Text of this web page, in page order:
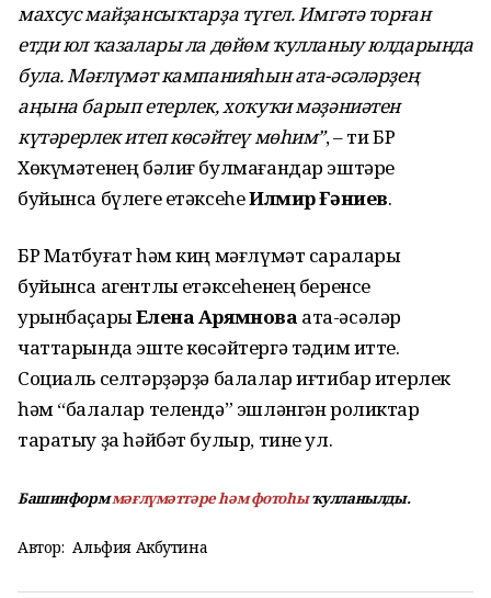
махсус майҙансыҡтарҙа түгел. Имгәтә торған
етди юл ҡазалары ла дөйөм ҡулланыу юлдарында
була. Мәғлүмәт кампанияһын ата-әсәләрҙең
аңына барып етерлек, хоҡуҡи мәҙәниәтен
күтәрерлек итеп көсәйтеү мөһим”, – ти БР
Хөкүмәтенең бәлиғ булмағандар эштәре
буйынса бүлеге етәксеһеИлмир Ғәниев.
БР Матбуғат һәм киң мәғлүмәт саралары
буйынса агентлыҡ етәксеһенең беренсе
урынбаҫарыЕлена Арямнова ата-әсәләр
чаттарында эште көсәйтергә тәҡдим итте.
Социаль селтәрҙәрҙә балалар иғтибар итерлек
һәм “балалар телендә” эшләнгән роликтар
таратыу ҙа һәйбәт булыр, тине ул.
Башинформмәғлүмәттәре һәм фотоһыҡулланылды.
Автор: Альфия Акбутина